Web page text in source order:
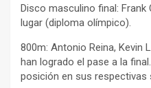
Disco masculino final:
lugar (diploma olímpico).
800m: Antonio Reina, Kevin
han logrado el pase a la
posición en sus respectivas